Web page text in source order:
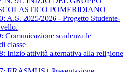
POMERIDIANO
A.S. 2025/2026 - Progetto Studente-
Comunicazione scadenza le
classe
Inizio attività alternativa alla religione